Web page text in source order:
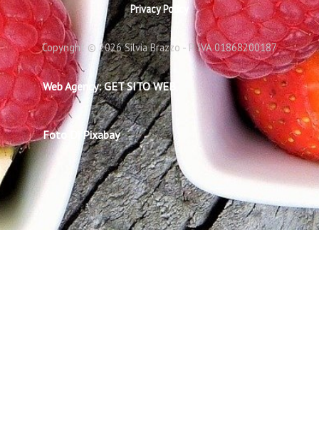
Privacy Policy
Copyright © 2026 Silvia Brazzo - P. IVA 01868200187
Web Agency: GET SITO WEB
Foto Di Pixabay